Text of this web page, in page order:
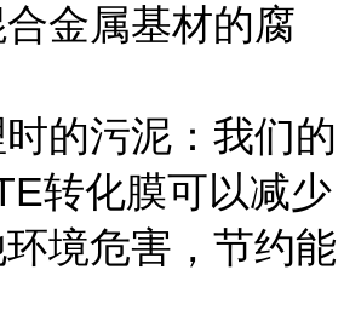
金属基材的腐
的污泥：我们的
转化膜可以减少
境危害，节约能